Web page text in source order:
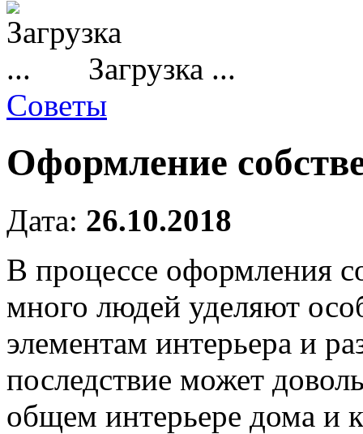
Загрузка ...
Советы
Оформление
Дата: 26.10.2018
В процессе оформления
много людей уделяют
элементам интерьера и
последствие может
общем интерьере дома и